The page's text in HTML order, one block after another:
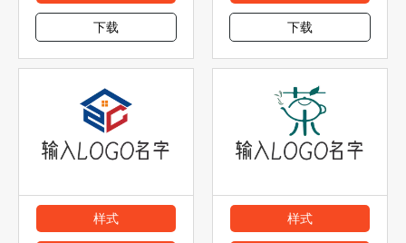
下载 下载
样式 样式